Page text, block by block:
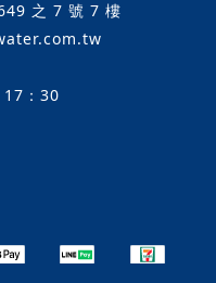
之 7 號 7 樓
17：30